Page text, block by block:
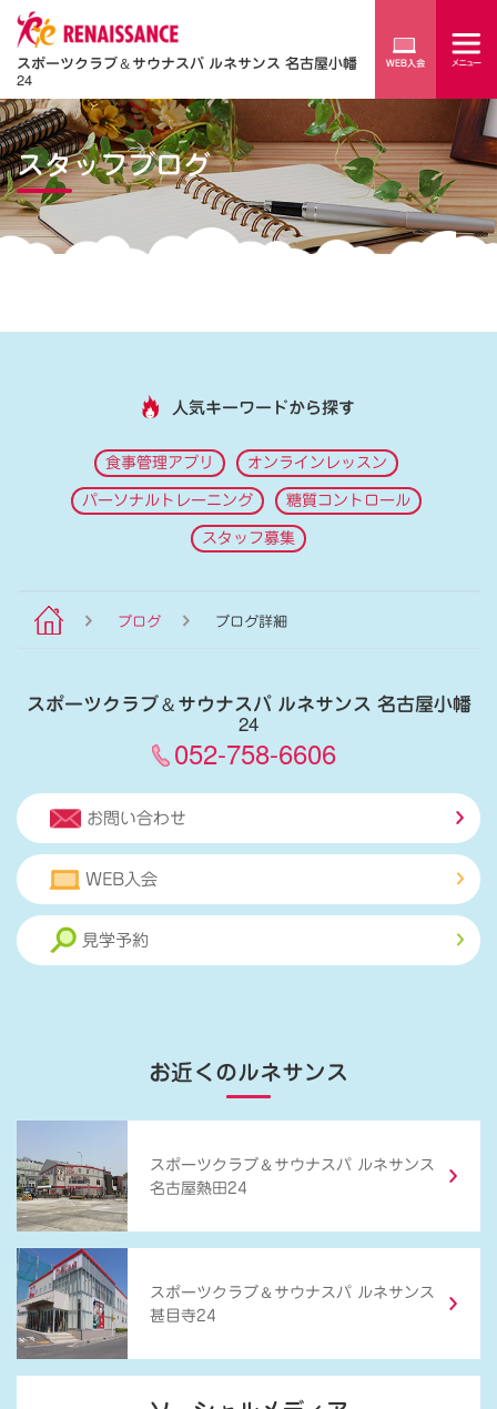
スポーツクラブ＆サウナスパ ルネサンス 名古屋小幡
24
スタッフブログ
人気キーワードから探す
食事管理アプリ オンラインレッスン
パーソナルトレーニング 糖質コントロール
スタッフ募集
ブログ ブログ詳細
スポーツクラブ＆サウナスパ ルネサンス 名古屋小幡
24
052-758-6606
お問い合わせ
WEB入会
見学予約
お近くのルネサンス
スポーツクラブ ＆ サウナスパ ルネサンス
名古屋熱田24
スポーツクラブ ＆ サウナスパ ルネサンス
甚目寺24